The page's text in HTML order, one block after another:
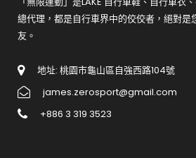
總代理，都是自行車界中的佼佼者，絕對是
友。
地址: 桃園市龜山區自強西路104號
james.zerosport@gmail.com
+886 3 319 3523